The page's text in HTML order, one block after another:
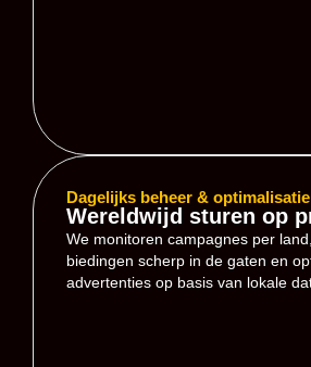
Dagelijks beheer & optimalisatie
Wereldwijd sturen op
We monitoren campagnes per
biedingen scherp in de gaten en
advertenties op basis van lokale